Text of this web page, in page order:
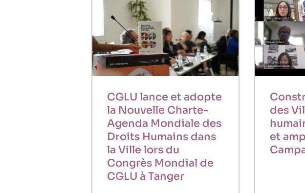
CGLU lance et adopte
la Nouvelle Charte-
Agenda Mondiale des
Droits Humains dans
la Ville lors du
Congrès Mondial de
CGLU à Tanger
des
et